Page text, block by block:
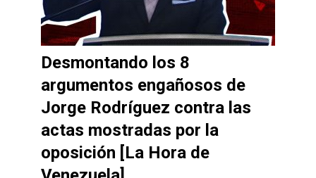
Desmontando los 8
argumentos engañosos de
Jorge Rodríguez contra las
actas mostradas por la
oposición [La Hora de